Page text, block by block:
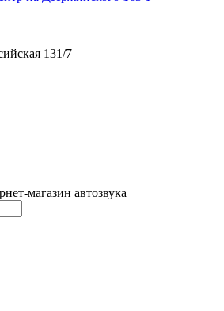
131/7
магазин автозвука